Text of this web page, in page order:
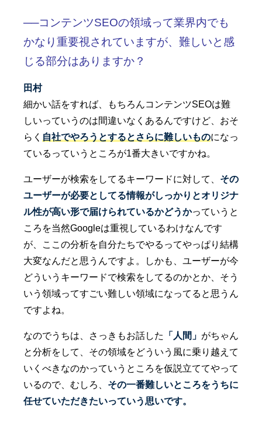
──コンテンツSEOの領域って業界内でも
かなり重要視されていますが、難しいと感
じる部分はありますか？
田村
細かい話をすれば、もちろんコンテンツSEOは難
しいっていうのは間違いなくあるんですけど、おそ
らく 自社でやろうとするとさらに難しいものになっ
ているっていうところが1番大きいですかね。
ユーザーが検索をしてるキーワードに対して、 その
ユーザーが必要としてる情報がしっかりとオリジナ
ル性が高い形で届けられているかどうかっていうと
ころを当然Googleは重視しているわけなんです
が、ここの分析を自分たちでやるってやっぱり結構
大変なんだと思うんですよ。しかも、ユーザーが今
どういうキーワードで検索をしてるのかとか、そう
いう領域ってすごい難しい領域になってると思うん
ですよね。
なのでうちは、さっきもお話した 「人間」 がちゃん
と分析をして、その領域をどういう風に乗り越えて
いくべきなのかっていうところを仮説立ててやって
いるので、むしろ、 その一番難しいところをうちに
任せていただきたいっていう思いです。